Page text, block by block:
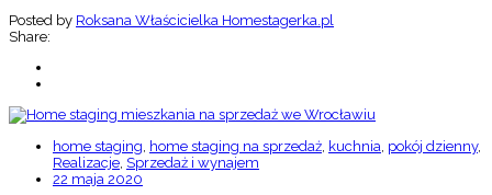
Posted by Roksana Właścicielka Homestagerka.pl
Share:
home staging, home staging na sprzedaż, kuchnia, pokój dzienny,
Realizacje, Sprzedaż i wynajem
22 maja 2020